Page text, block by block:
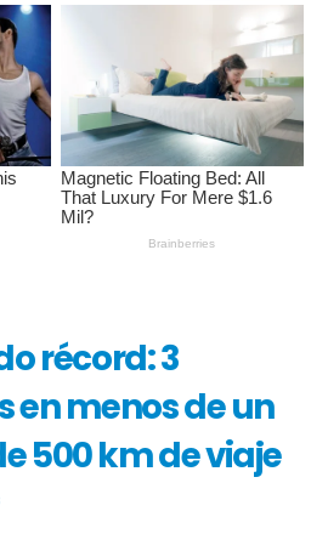
récord: 3
en menos de un
500 km de viaje